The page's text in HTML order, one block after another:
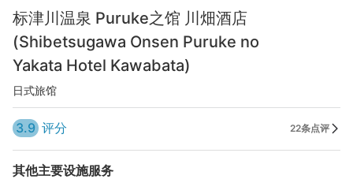
标津川温泉 Puruke之馆 川畑酒店
(Shibetsugawa Onsen Puruke no
Yakata Hotel Kawabata)
日式旅馆
3.9 评分 22条点评
其他主要设施服务